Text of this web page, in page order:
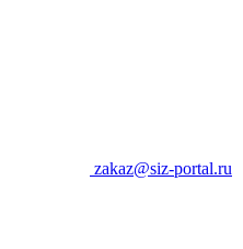
zakaz@siz-portal.ru